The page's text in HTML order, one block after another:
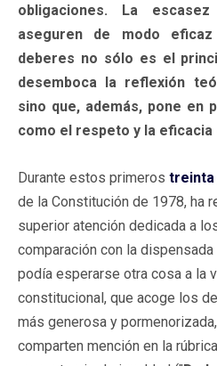
obligaciones. La
aseguren de modo
deberes no sólo es el
desemboca la reflexión
sino que, además, pone en
como el respeto y la
Durante estos primeros treinta
de la Constitución de 1978, ha
superior atención dedicada a
comparación con la
podía esperarse otra cosa a la
constitucional, que acoge los
más generosa y
comparten mención en la